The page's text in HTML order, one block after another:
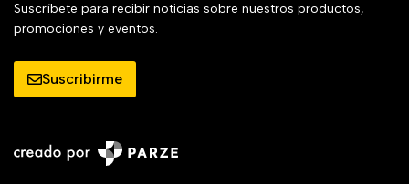
Suscríbete para recibir noticias sobre nuestros productos,
promociones y eventos.
Suscribirme